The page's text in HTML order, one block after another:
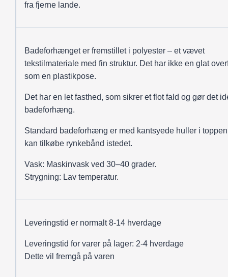
fra fjerne lande.
Badeforhænget er fremstillet i polyester – et vævet
tekstilmateriale med fin struktur. Det har ikke en glat
som en plastikpose.
Det har en let fasthed, som sikrer et flot fald og gør det
badeforhæng.
Standard badeforhæng er med kantsyede huller i
kan tilkøbe rynkebånd istedet.
Vask: Maskinvask ved 30–40 grader.
Strygning: Lav temperatur.
Leveringstid er normalt 8-14 hverdage
Leveringstid for varer på lager: 2-4 hverdage
Dette vil fremgå på varen